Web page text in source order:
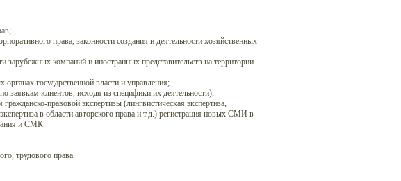
права, законности создания и деятельности хозяйственных
зарубежных компаний и иностранных представительств на территории
государственной власти и управления;
заявкам клиентов, исходя из специфики их деятельности);
правовой экспертизы (лингвистическая экспертиза,
в области авторского права и т.д.) регистрация новых СМИ в
и СМК
трудового права.